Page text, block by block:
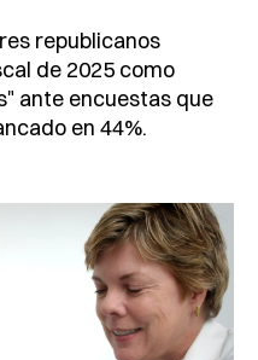
republicanos
de 2025 como
ante encuestas que
en 44%.